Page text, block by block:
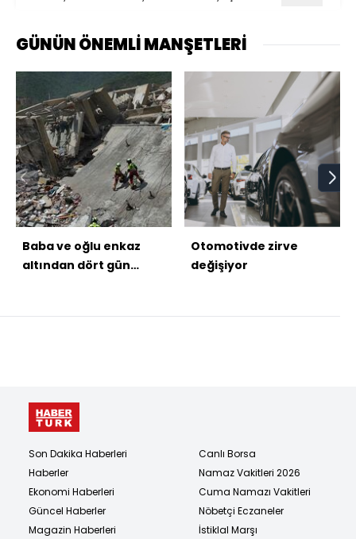
GÜNÜN ÖNEMLİ MANŞETLERİ
Baba ve oğlu enkaz
altından dört gün
Otomotivde zirve
değişiyor
Son Dakika Haberleri
Haberler
Ekonomi Haberleri
Güncel Haberler
Magazin Haberleri
Canlı Borsa
Namaz Vakitleri 2026
Cuma Namazı Vakitleri
Nöbetçi Eczaneler
İstiklal Marşı